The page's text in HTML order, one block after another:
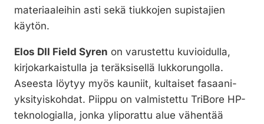
materiaaleihin asti sekä tiukkojen supistajien
käytön.
Elos DII Field Syren on varustettu kuvioidulla,
kirjokarkaistulla ja teräksisellä lukkorungolla.
Aseesta löytyy myös kauniit, kultaiset fasaani-
yksityiskohdat. Piippu on valmistettu TriBore HP-
teknologialla, jonka yliporattu alue vähentää